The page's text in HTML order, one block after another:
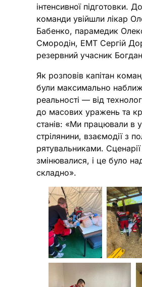
інтенсивної підготовки.
команди увійшли лікар
Бабенко, парамедик
Смородін, ЕМТ Сергій
резервний учасник
Як розповів капітан
були максимально
реальності — від
до масових уражень та
станів: «Ми працювали в
стрілянини, взаємодії з
рятувальниками. Сценарії
змінювалися, і це було
складно».